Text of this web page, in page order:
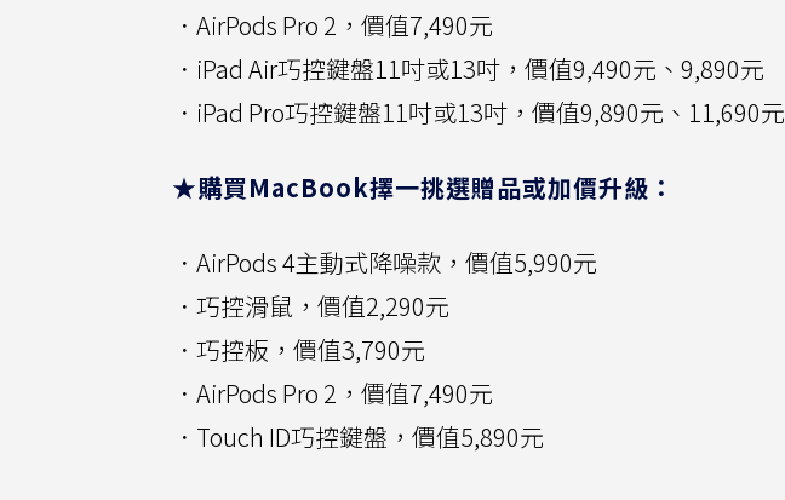
．AirPods Pro 2，價值7,490元
．iPad Air巧控鍵盤11吋或13吋，價值9,490元、9,890元
．iPad Pro巧控鍵盤11吋或13吋，價值9,890元、11,690元
★購買MacBook擇一挑選贈品或加價升級：
．AirPods 4主動式降噪款，價值5,990元
．巧控滑鼠，價值2,290元
．巧控板，價值3,790元
．AirPods Pro 2，價值7,490元
．Touch ID巧控鍵盤，價值5,890元